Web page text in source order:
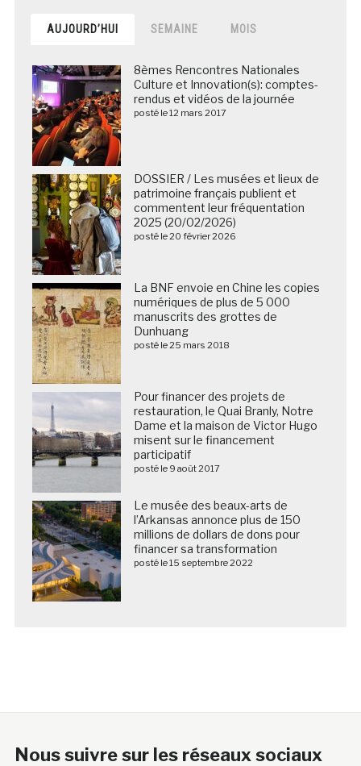
AUJOURD’HUI SEMAINE MOIS
8èmes Rencontres Nationales
Culture et Innovation(s): comptes-
rendus et vidéos de la journée
posté le 12 mars 2017
DOSSIER / Les musées et lieux de
patrimoine français publient et
commentent leur fréquentation
2025 (20/02/2026)
posté le 20 février 2026
La BNF envoie en Chine les copies
numériques de plus de 5 000
manuscrits des grottes de
Dunhuang
posté le 25 mars 2018
Pour financer des projets de
restauration, le Quai Branly, Notre
Dame et la maison de Victor Hugo
misent sur le financement
participatif
posté le 9 août 2017
Le musée des beaux-arts de
l’Arkansas annonce plus de 150
millions de dollars de dons pour
financer sa transformation
posté le 15 septembre 2022
Nous suivre sur les réseaux sociaux